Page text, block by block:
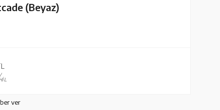
(Beyaz)
ver